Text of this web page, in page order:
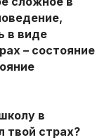
в виде
– состояние
в
твой страх?